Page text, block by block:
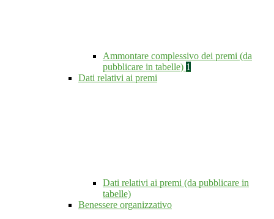
Ammontare complessivo dei premi (da
pubblicare in tabelle) 1
Dati relativi ai premi
Dati relativi ai premi (da pubblicare in
tabelle)
Benessere organizzativo